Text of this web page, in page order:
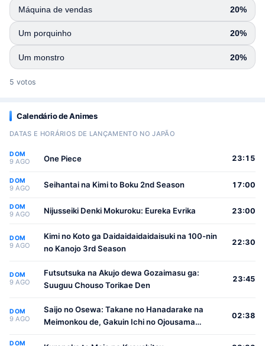
Máquina de vendas 20%
Um porquinho 20%
Um monstro 20%
5 votos
Calendário de Animes
DATAS E HORÁRIOS DE LANÇAMENTO NO JAPÃO
DOM
9 AGO One Piece 23:15
DOM
9 AGO Seihantai na Kimi to Boku 2nd Season 17:00
DOM
9 AGO Nijusseiki Denki Mokuroku: Eureka Evrika 23:00
DOM
9 AGO
Kimi no Koto ga Daidaidaidaidaisuki na 100-nin
no Kanojo 3rd Season
22:30
DOM
9 AGO
Futsutsuka na Akujo dewa Gozaimasu ga:
Suuguu Chouso Torikae Den
23:45
DOM
9 AGO
Saijo no Osewa: Takane no Hanadarake na
Meimonkou de, Gakuin Ichi no Ojousama
02:38
DOM